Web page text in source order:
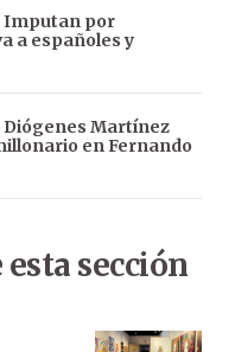
Imputan por
a españoles y
Diógenes Martínez
en Fernando
sección